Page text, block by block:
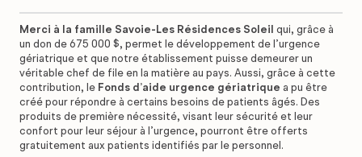
Merci à la famille Savoie-Les Résidences Soleil
qui, grâce à
un don de 675 000 $, permet le développement de l’urgence
gériatrique et que notre établissement puisse demeurer un
véritable chef de file en la matière au pays. Aussi, grâce à cette
contribution, le Fonds d’aide urgence gériatrique a pu être
créé pour répondre à certains besoins de patients âgés. Des
produits de première nécessité, visant leur sécurité et leur
confort pour leur séjour à l’urgence, pourront être offerts
gratuitement aux patients identifiés par le personnel.